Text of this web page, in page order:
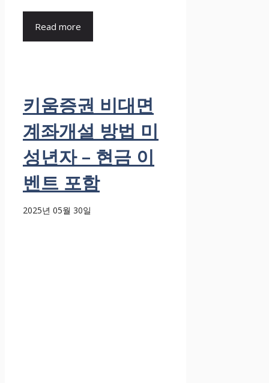
Read more
키움증권 비대면
계좌개설 방법 미
성년자 – 현금 이
벤트 포함
2025년 05월 30일